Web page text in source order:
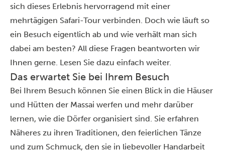
sich dieses Erlebnis hervorragend mit einer
mehrtägigen Safari-Tour verbinden. Doch wie läuft so
ein Besuch eigentlich ab und wie verhält man sich
dabei am besten? All diese Fragen beantworten wir
Ihnen gerne. Lesen Sie dazu einfach weiter.
Das erwartet Sie bei Ihrem Besuch
Bei Ihrem Besuch können Sie einen Blick in die Häuser
und Hütten der Massai werfen und mehr darüber
lernen, wie die Dörfer organisiert sind. Sie erfahren
Näheres zu ihren Traditionen, den feierlichen Tänze
und zum Schmuck, den sie in liebevoller Handarbeit